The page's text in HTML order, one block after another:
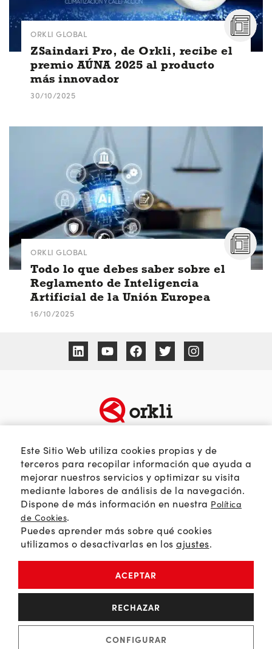
ORKLI GLOBAL
ZSaindari Pro, de Orkli, recibe el
premio AÚNA 2025 al producto
más innovador
30/10/2025
ORKLI GLOBAL
Todo lo que debes saber sobre el
Reglamento de Inteligencia
Artificial de la Unión Europea
16/10/2025
TEMÁTICAS
Calidad del aire
Passivhaus
Eficiencia y ahorro
Soluciones HVAC
Orkli Global
Comunidad profesional
SOBRE ORKLI
Quienes somos
Web Orkli
Contacto
Política de Cookies
Aviso Legal
Este Sitio Web utiliza cookies propias y de
terceros para recopilar información que ayuda a
mejorar nuestros servicios y optimizar su visita
mediante labores de análisis de la navegación.
Dispone de más información en nuestra Política
de Cookies.
Puedes aprender más sobre qué cookies
utilizamos o desactivarlas en los ajustes.
ACEPTAR
RECHAZAR
CONFIGURAR